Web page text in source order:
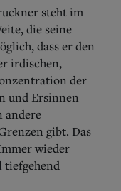
steht im
die seine
dass er den
irdischen,
der
und Ersinnen
andere
gibt. Das
wieder
tiefgehend